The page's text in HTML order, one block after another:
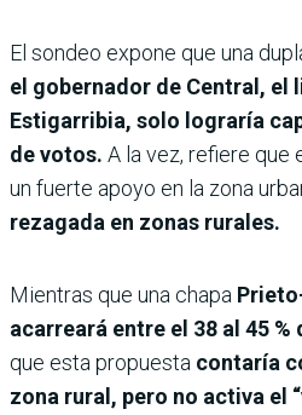
El sondeo expone que una
el gobernador de Central, el
Estigarribia, solo lograría
de votos. A la vez, refiere que
un fuerte apoyo en la zona
rezagada en zonas rurales.
Mientras que una chapa
acarreará entre el 38 al 45 %
que esta propuesta contaría
zona rural, pero no activa el